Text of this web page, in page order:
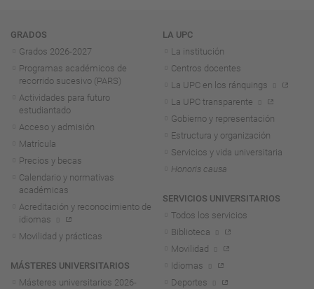
Navegación
GRADOS
Grados 2026-2027
Programas académicos de
recorrido sucesivo (PARS)
Actividades para futuro
estudiantado
Acceso y admisión
Matrícula
Precios y becas
Calendario y normativas
académicas
Acreditación y reconocimiento de
idiomas
Movilidad y prácticas
MÁSTERES UNIVERSITARIOS
Másteres universitarios 2026-
LA UPC
La institución
Centros docentes
La UPC en los ránquings
La UPC transparente
Gobierno y representación
Estructura y organización
Servicios y vida universitaria
Honoris causa
SERVICIOS UNIVERSITARIOS
Todos los servicios
Biblioteca
Movilidad
Idiomas
Deportes